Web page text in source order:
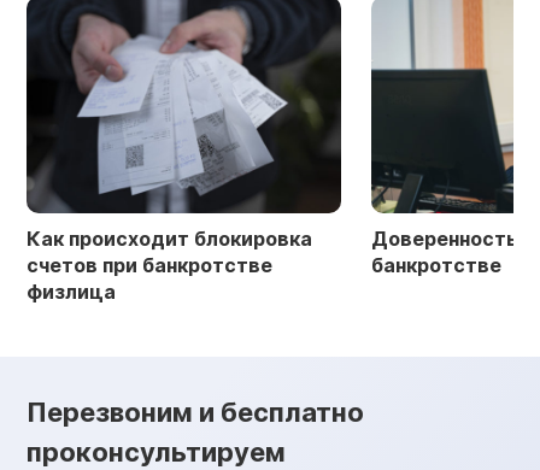
Как происходит блокировка
счетов при банкротстве
физлица
Доверенность
банкротстве
Перезвоним и бесплатно
проконсультируем